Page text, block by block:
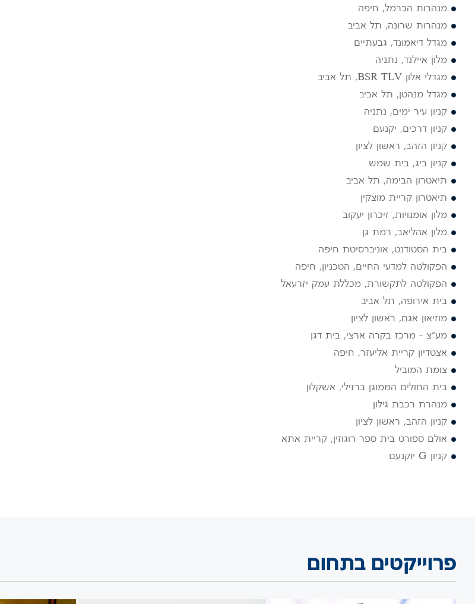
מנהרות הכרמל, חיפה
מנהרות שרונה, תל אביב
מגדל דיאמונד, גבעתיים
מלון איילנד, נתניה
מגדלי אלון BSR TLV, תל אביב
מגדל מנהטן, תל אביב
קניון עיר ימים, נתניה
קניון דרכים, יקנעם
קניון הזהב, ראשון לציון
קניון ביג, בית שמש
תיאטרון הבימה, תל אביב
תיאטרון קריית מוצקין
מלון אומנויות, זיכרון יעקוב
מלון אהליאב, רמת גן
בית הסטודנט, אוניברסיטת חיפה
הפקולטה למדעי החיים, הטכניון, חיפה
הפקולטה לתקשורת, מכללת עמק יזרעאל
בית אירופה, תל אביב
מוזיאון אגם, ראשון לציון
מע"צ – מרכז בקרה ארצי, בית דגן
אצטדיון קריית אליעזר, חיפה
צומת המוביל
בית החולים הממוגן ברזילי, אשקלון
מנהרת רכבת גילון
קניון הזהב, ראשון לציון
אולם ספורט בית ספר רוגוזין, קריית אתא
קניון G יוקנעם
פרוייקטים בתחום